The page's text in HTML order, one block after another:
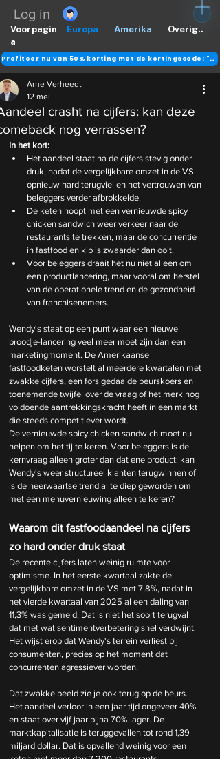
Log in
Europa Amerika Overig..
Voorpagin
a
Profiteer nu van 50% korting met de kortingscode: "DANK"
crasht na cijfers: kan deze
nog verrassen?
Arne Verheedt
12 mei
In het kort:
Het aandeel staat na de cijfers stevig onder
druk, nadat de vergelijkbare omzet in de VS
opnieuw hard terugviel en het vertrouwen van
beleggers verder afbrokkelde.
De keten hoopt met een vernieuwde spicy
chicken sandwich weer verkeer naar de
restaurants te trekken, maar de concurrentie
in fastfood en kip is zwaarder dan ooit.
Voor beleggers draait het nu niet alleen om
een productlancering, maar vooral om herstel
van de operationele trend en de gezondheid
van franchisenemers.
Wendy's staat op een punt waar een nieuwe
broodje-lancering veel meer moet zijn dan een
marketingmoment. De Amerikaanse
fastfoodketen worstelt al meerdere kwartalen met
zwakke cijfers, een fors gedaalde beurskoers en
toenemende twijfel over de vraag of het merk nog
voldoende aantrekkingskracht heeft in een markt
die steeds competitiever wordt.
De vernieuwde spicy chicken sandwich moet nu
helpen om het tij te keren. Voor beleggers is de
kernvraag alleen groter dan dat ene product: kan
Wendy's weer structureel klanten terugwinnen of
is de neerwaartse trend al te diep geworden om
met een menuvernieuwing alleen te keren?
Waarom dit fastfoodaandeel na cijfers
zo hard onder druk staat
De recente cijfers laten weinig ruimte voor
optimisme. In het eerste kwartaal zakte de
vergelijkbare omzet in de VS met 7,8%, nadat in
het vierde kwartaal van 2025 al een daling van
11,3% was gemeld. Dat is niet het soort terugval
dat met wat sentimentverbetering snel verdwijnt.
Het wijst erop dat Wendy's terrein verliest bij
consumenten, precies op het moment dat
concurrenten agressiever worden.
Dat zwakke beeld zie je ook terug op de beurs.
Het aandeel verloor in een jaar tijd ongeveer 40%
en staat over vijf jaar bijna 70% lager. De
marktkapitalisatie is teruggevallen tot rond 1,39
miljard dollar. Dat is opvallend weinig voor een